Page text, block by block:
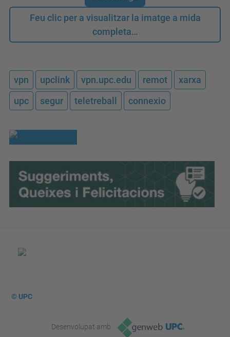
Feu clic per a visualitzar la imatge a mida
completa…
vpn upclink vpn.upc.edu remot
xarxa
upc
segur teletreball connexio
© UPC
Desenvolupat amb